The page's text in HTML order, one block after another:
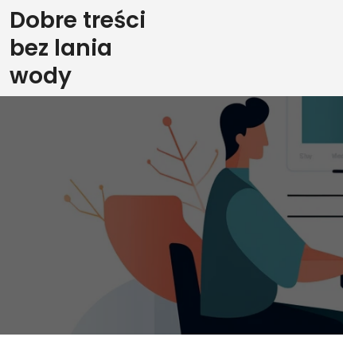
Skip
to
content
Dobre treści
bez lania
wody